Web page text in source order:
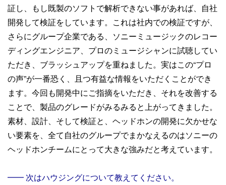
証し、もし既製のソフトで解析できない事があれば、自社
開発して検証をしています。これは社内での検証ですが、
さらにグループ企業である、ソニーミュージックのレコー
ディングエンジニア、プロのミュージシャンに試聴してい
ただき、ブラッシュアップを重ねました。実はこの“プロ
の声”が一番恐く、且つ有益な情報をいただくことができ
ます。今回も開発中にご指摘をいただき、それを改善する
ことで、製品のグレードがみるみると上がってきました。
素材、設計、そして検証と、ヘッドホンの開発に欠かせな
い要素を、全て自社のグループでまかなえるのはソニーの
ヘッドホンチームにとって大きな強みだと考えています。
━━ 次はハウジングについて教えてください。